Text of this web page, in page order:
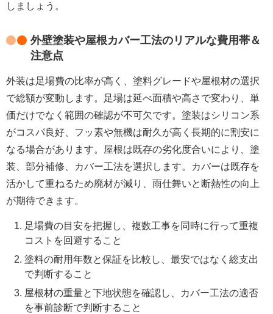
しましょう。
外壁塗装や屋根カバー工法のリアルな費用帯＆
注意点
外装は足場費の比率が高く、 塗料グレードや屋根材の選択
で総額が変動 します。足場は延べ面積や高さで変わり、単
価だけでなく範囲の確認が不可欠です。塗装はシリコン系
がコスパ良好、 フッ素や無機は耐久が高く長期的に割安に
なる場合があります。屋根は既存の劣化度合いにより、 塗
装、部分補修、カバー工法を選択します。カバーは既存を
活かして重ねるため廃材が減り、雨仕舞いと断熱性の向上
が期待できます。
足場費の目安を把握し、複数工事を同時に行って重複
コストを回避すること
塗料の耐用年数と保証を比較し、最安ではなく総支出
で判断すること
屋根材の重量と下地状態を確認し、カバー工法の適否
を事前診断で判断すること